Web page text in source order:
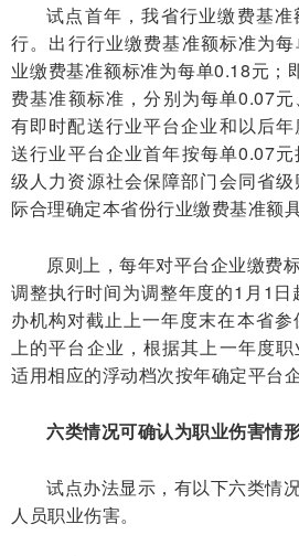
试点首年，我省行业缴费基
行。出行行业缴费基准额标准为
业缴费基准额标准为每单0.18元；
费基准额标准，分别为每单0.07
有即时配送行业平台企业和以后
送行业平台企业首年按每单0.07
级人力资源社会保障部门会同省
际合理确定本省份行业缴费基准额具
原则上，每年对平台企业缴费
调整执行时间为调整年度的1月1
办机构对截止上一年度末在本省
上的平台企业，根据其上一年度职
适用相应的浮动档次按年确定平台
六类情况可确认为职业伤害情
试点办法显示，有以下六类情
人员职业伤害。